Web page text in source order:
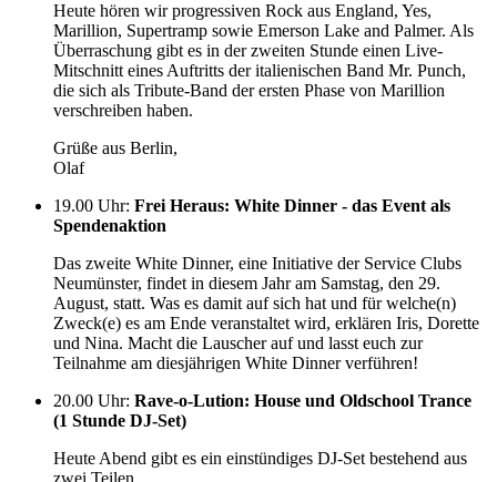
Heute hören wir progressiven Rock aus England, Yes,
Marillion, Supertramp sowie Emerson Lake and Palmer. Als
Überraschung gibt es in der zweiten Stunde einen Live-
Mitschnitt eines Auftritts der italienischen Band Mr. Punch,
die sich als Tribute-Band der ersten Phase von Marillion
verschreiben haben.
Grüße aus Berlin,
Olaf
19.00 Uhr: Frei Heraus: White Dinner - das Event als
Spendenaktion
Das zweite White Dinner, eine Initiative der Service Clubs
Neumünster, findet in diesem Jahr am Samstag, den 29.
August, statt. Was es damit auf sich hat und für welche(n)
Zweck(e) es am Ende veranstaltet wird, erklären Iris, Dorette
und Nina. Macht die Lauscher auf und lasst euch zur
Teilnahme am diesjährigen White Dinner verführen!
20.00 Uhr: Rave-o-Lution: House und Oldschool Trance
(1 Stunde DJ-Set)
Heute Abend gibt es ein einstündiges DJ-Set bestehend aus
zwei Teilen.